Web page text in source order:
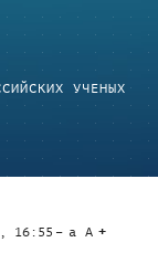
УЧЕНЫХ
16:55 a A